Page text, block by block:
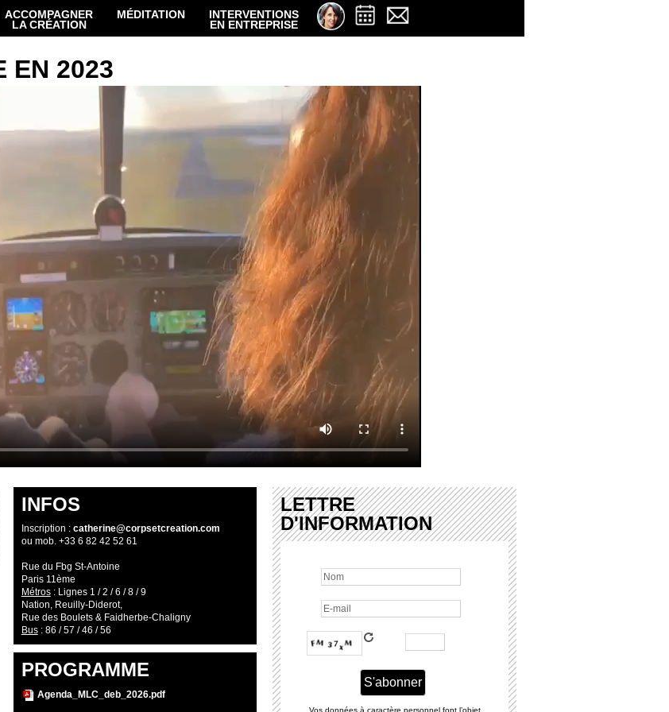
ACCOMPAGNER
LA CRÉATION
MÉDITATION
INTERVENTIONS
EN ENTREPRISE
EN 2023
INFOS
Inscription : catherine@corpsetcreation.com
ou mob. +33 6 82 42 52 61
Rue du Fbg St-Antoine
Paris 11ème
Métros: Lignes 1 / 2 / 6 / 8 / 9
Nation, Reuilly-Diderot,
Rue des Boulets & Faidherbe-Chaligny
Bus: 86 / 57 / 46 / 56
PROGRAMME
Agenda_MLC_deb_2026.pdf
LETTRE
D'INFORMATION
Vos données à caractère personnel font l’objet